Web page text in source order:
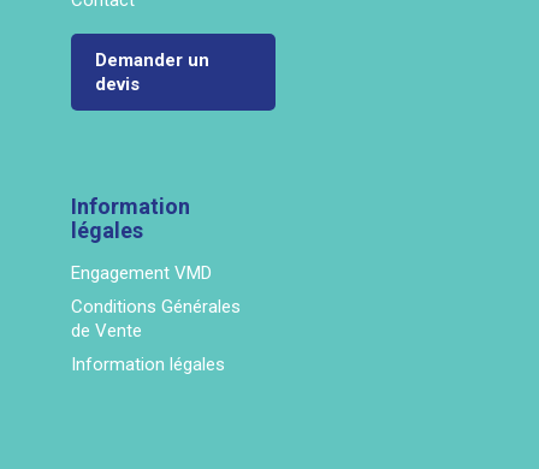
Demander un
devis
Information
légales
Engagement VMD
Conditions Générales
de Vente
Information légales